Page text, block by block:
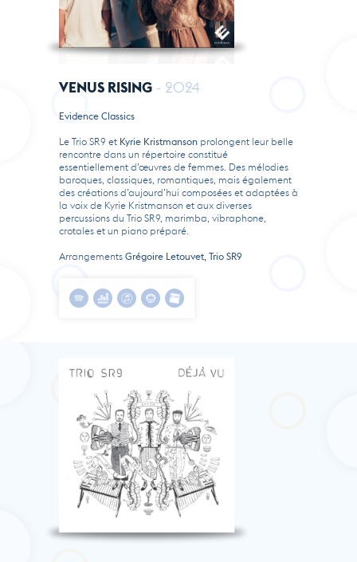
VENUS RISING - 2024
Evidence Classics
Le Trio SR9 et Kyrie Kristmanson prolongent leur belle
rencontre dans un répertoire constitué
essentiellement d’œuvres de femmes. Des mélodies
baroques, classiques, romantiques, mais également
des créations d’aujourd’hui composées et adaptées à
la voix de Kyrie Kristmanson et aux diverses
percussions du Trio SR9, marimba, vibraphone,
crotales et un piano préparé.
Arrangements Grégoire Letouvet, Trio SR9